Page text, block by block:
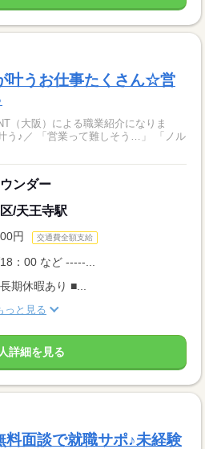
叶うお仕事たくさん☆営
（大阪）による職業紹介になりま
…」 「ノル
ンダー
/天王寺駅
円 交通費全額支給
：00 など -----...
期休暇あり ■...
っと見る
詳細を見る
面談で就職サポ♪未経験